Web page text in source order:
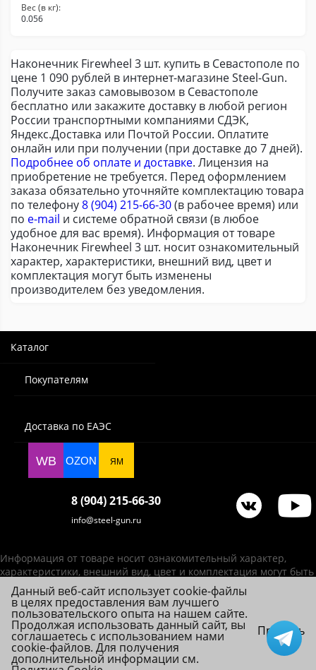
Вес (в кг):
0.056
Наконечник Firewheel 3 шт. купить в Севастополе по
цене 1 090 рублей в интернет-магазине Steel-Gun.
Получите заказ самовывозом в Севастополе
бесплатно или закажите доставку в любой регион
России транспортными компаниями СДЭК,
Яндекс.Доставка или Почтой России. Оплатите
онлайн или при получении (при доставке до 7 дней).
Подробнее об оплате и доставке. Лицензия на
приобретение не требуется. Перед оформлением
заказа обязательно уточняйте комплектацию товара
по телефону8 (904) 215-66-30(в рабочее время) или
по e-mail и системе обратной связи (в любое
удобное для вас время). Информация от товаре
Наконечник Firewheel 3 шт. носит ознакомительный
характер, характеристики, внешний вид, цвет и
комплектация могут быть изменены
производителем без уведомления.
Каталог
Покупателям
Доставка по ЕАЭС
WB OZON ЯМ
8 (904) 215-66-30
info@steel-gun.ru
Информация от товаре носит ознакомительный характер,
характеристики, внешний вид, цвет и комплектация могут быть
изменены производителем без уведомления.
ИП Фролова А. В., ОГРНИП 314784720200492
© 2026 Steel-Gun (Стил Ган) - оптовый интернет-магазин ножей, пневматики,
товаров для страйкбола и туризма.
Данный веб-сайт использует cookie-файлы
в целях предоставления вам лучшего
пользовательского опыта на нашем сайте.
Продолжая использовать данный сайт, вы
соглашаетесь с использованием нами
cookie-файлов. Для получения
дополнительной информации см.
Принять